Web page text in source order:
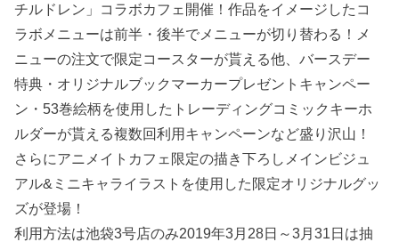
チルドレン」コラボカフェ開催！作品をイメージしたコ
ラボメニューは前半・後半でメニューが切り替わる！メ
ニューの注文で限定コースターが貰える他、バースデー
特典・オリジナルブックマーカープレゼントキャンペー
ン・53巻絵柄を使用したトレーディングコミックキーホ
ルダーが貰える複数回利用キャンペーンなど盛り沢山！
さらにアニメイトカフェ限定の描き下ろしメインビジュ
アル&ミニキャライラストを使用した限定オリジナルグッ
ズが登場！
利用方法は池袋3号店のみ2019年3月28日～3月31日は抽